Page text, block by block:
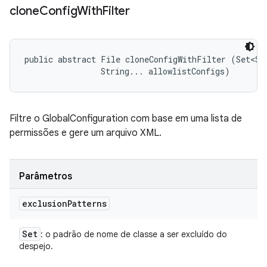
cloneConfigWithFilter
public abstract File cloneConfigWithFilter
                String... allowlistConfigs)
Filtre o GlobalConfiguration com base em uma lista de
permissões e gere um arquivo XML.
Parâmetros
exclusionPatterns
Set : o padrão de nome de classe a ser excluído do
despejo.